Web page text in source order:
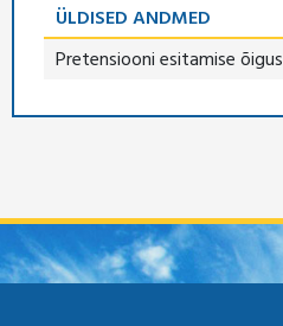
ÜLDISED ANDMED
Pretensiooni esitamise õigus